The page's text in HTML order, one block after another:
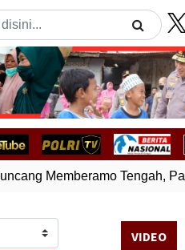
Memberamo Tengah,
VIDEO